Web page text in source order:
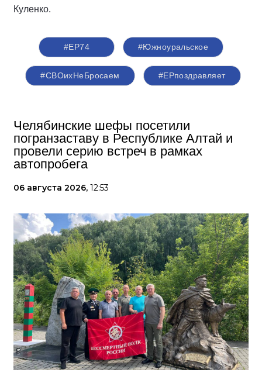
Куленко.
#ЕР74 #Южноуральское
#СВОихНеБросаем #ЕРпоздравляет
Челябинские шефы посетили
погранзаставу в Республике Алтай и
провели серию встреч в рамках
автопробега
06 августа 2026, 12:53